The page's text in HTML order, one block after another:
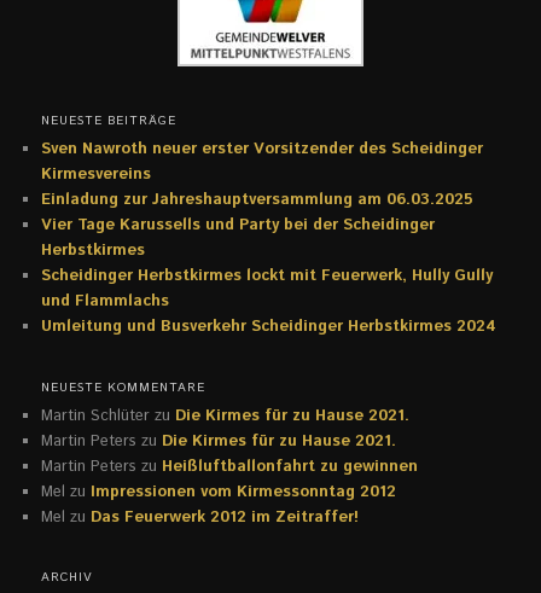
NEUESTE BEITRÄGE
Sven Nawroth neuer erster Vorsitzender des Scheidinger
Kirmesvereins
Einladung zur Jahreshauptversammlung am 06.03.2025
Vier Tage Karussells und Party bei der Scheidinger
Herbstkirmes
Scheidinger Herbstkirmes lockt mit Feuerwerk, Hully Gully
und Flammlachs
Umleitung und Busverkehr Scheidinger Herbstkirmes 2024
NEUESTE KOMMENTARE
Martin Schlüter zu Die Kirmes für zu Hause 2021.
Martin Peters zu Die Kirmes für zu Hause 2021.
Martin Peters zu Heißluftballonfahrt zu gewinnen
Mel zu Impressionen vom Kirmessonntag 2012
Mel zu Das Feuerwerk 2012 im Zeitraffer!
ARCHIV